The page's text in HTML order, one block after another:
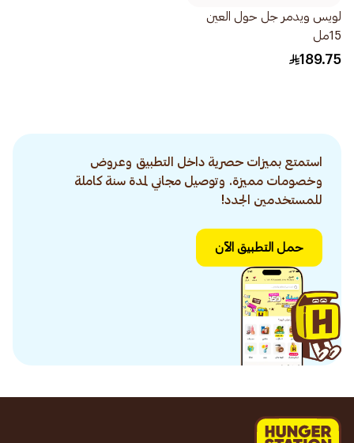
لويس ويدمر جل حول العين
15مل
189.75
استمتع بميزات حصرية داخل التطبيق وعروض
وخصومات مميزة. وتوصيل مجاني لمدة سنة كاملة
للمستخدمين الجدد!
حمل التطبيق الآن